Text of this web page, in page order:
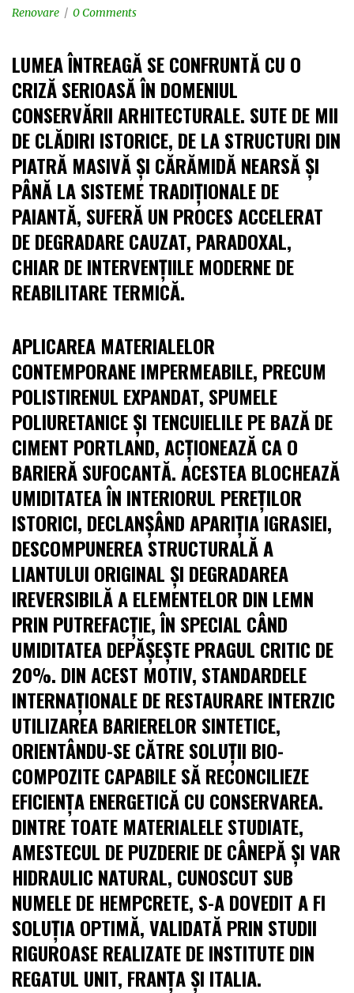
Renovare
0 Comments
LUMEA ÎNTREAGĂ SE CONFRUNTĂ CU O
CRIZĂ SERIOASĂ ÎN DOMENIUL
CONSERVĂRII ARHITECTURALE. SUTE DE MII
DE CLĂDIRI ISTORICE, DE LA STRUCTURI DIN
PIATRĂ MASIVĂ ȘI CĂRĂMIDĂ NEARSĂ ȘI
PÂNĂ LA SISTEME TRADIȚIONALE DE
PAIANTĂ, SUFERĂ UN PROCES ACCELERAT
DE DEGRADARE CAUZAT, PARADOXAL,
CHIAR DE INTERVENȚIILE MODERNE DE
REABILITARE TERMICĂ.
APLICAREA MATERIALELOR
CONTEMPORANE IMPERMEABILE, PRECUM
POLISTIRENUL EXPANDAT, SPUMELE
POLIURETANICE ȘI TENCUIELILE PE BAZĂ DE
CIMENT PORTLAND, ACȚIONEAZĂ CA O
BARIERĂ SUFOCANTĂ. ACESTEA BLOCHEAZĂ
UMIDITATEA ÎN INTERIORUL PEREȚILOR
ISTORICI, DECLANȘÂND APARIȚIA IGRASIEI,
DESCOMPUNEREA STRUCTURALĂ A
LIANTULUI ORIGINAL ȘI DEGRADAREA
IREVERSIBILĂ A ELEMENTELOR DIN LEMN
PRIN PUTREFACȚIE, ÎN SPECIAL CÂND
UMIDITATEA DEPĂȘEȘTE PRAGUL CRITIC DE
20%. DIN ACEST MOTIV, STANDARDELE
INTERNAȚIONALE DE RESTAURARE INTERZIC
UTILIZAREA BARIERELOR SINTETICE,
ORIENTÂNDU-SE CĂTRE SOLUȚII BIO-
COMPOZITE CAPABILE SĂ RECONCILIEZE
EFICIENȚA ENERGETICĂ CU CONSERVAREA.
DINTRE TOATE MATERIALELE STUDIATE,
AMESTECUL DE PUZDERIE DE CÂNEPĂ ȘI VAR
HIDRAULIC NATURAL, CUNOSCUT SUB
NUMELE DE HEMPCRETE, S-A DOVEDIT A FI
SOLUȚIA OPTIMĂ, VALIDATĂ PRIN STUDII
RIGUROASE REALIZATE DE INSTITUTE DIN
REGATUL UNIT, FRANȚA ȘI ITALIA.